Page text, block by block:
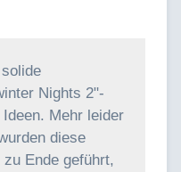
Nights 2"-
Mehr leider
diese
Ende geführt,